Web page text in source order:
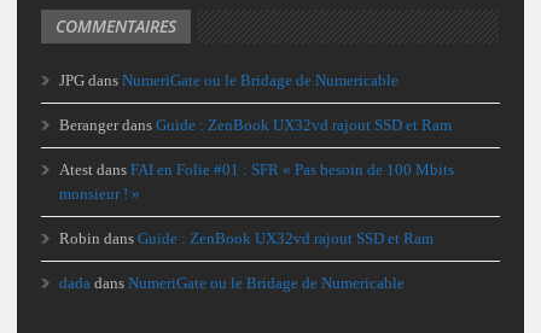
COMMENTAIRES
JPG dans NumeriGate ou le Bridage de Numericable
Berangerdans Guide : ZenBook UX32vd rajout SSD et Ram
Atest dans FAI en Folie #01 : SFR « Pas besoin de 100 Mbits
monsieur ! »
Robin dans Guide : ZenBook UX32vd rajout SSD et Ram
dada dans NumeriGate ou le Bridage de Numericable